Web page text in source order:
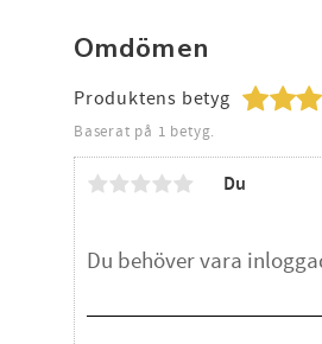
Omdömen
Produktens betyg
Baserat på 1 betyg.
Du